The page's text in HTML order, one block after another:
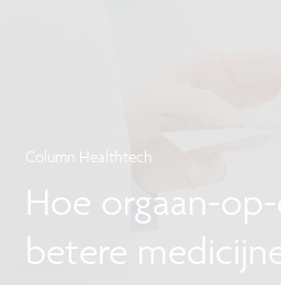
Column Healthtech
Hoe orgaan-
betere